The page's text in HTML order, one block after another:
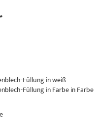
Füllung in weiß
Füllung in Farbe in Farbe